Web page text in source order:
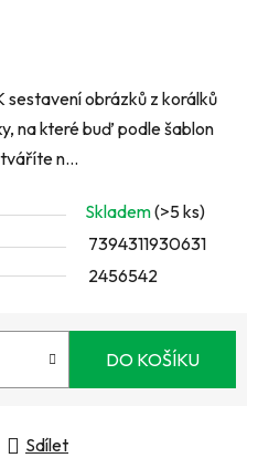
sestavení obrázků z korálků
na které buď podle šablon
n...
Skladem(>5 ks)
7394311930631
2456542
DO KOŠÍKU
Sdílet